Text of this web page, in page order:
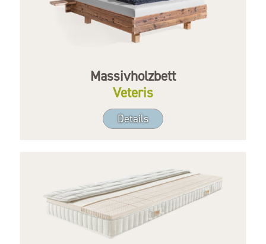
Massivholzbett
Veteris
Details